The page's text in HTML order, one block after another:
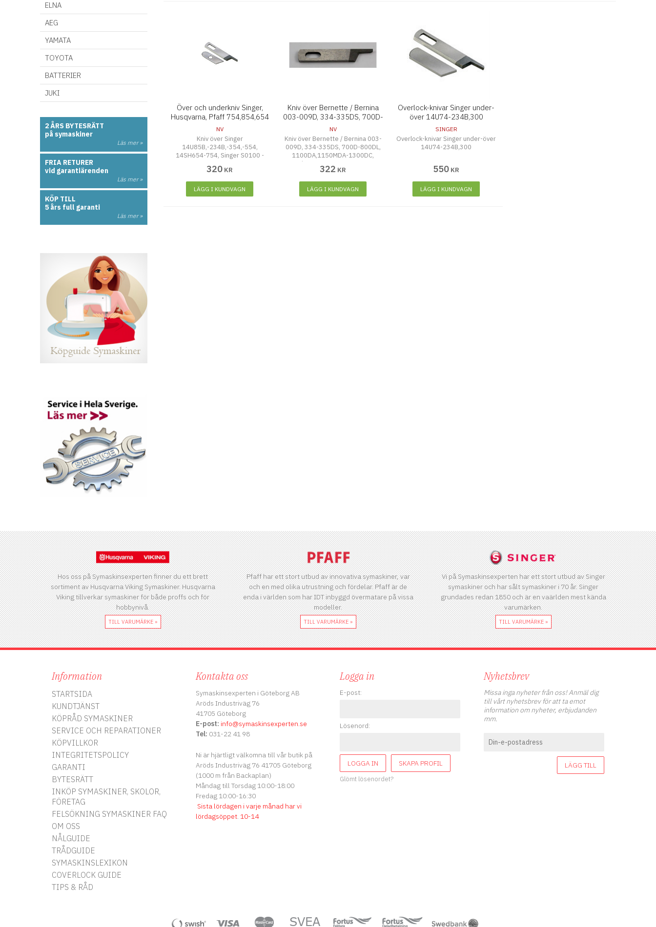
ELNA
AEG
YAMATA
TOYOTA
BATTERIER
JUKI
2 ÅRS BYTESRÄTT
på symaskiner
Läs mer »
FRIA RETURER
vid garantiärenden
Läs mer »
KÖP TILL
5 års full garanti
Läs mer »
Över och underkniv Singer,
Husqvarna, Pfaff 754,854,654
NV
Kniv över Singer
14U85B,-234B,-354,-554,
14SH654-754, Singer S0100 -
320 KR
LÄGG I KUNDVAGN
Kniv över Bernette / Bernina
003-009D, 334-335DS, 700D-
800DL MM
NV
Kniv över Bernette / Bernina 003-
009D, 334-335DS, 700D-800DL,
1100DA,1150MDA-1300DC,
Bernina 2000D-2000DCE, JUKI
MO613-655DE, Huskylock 360D
322 KR
LÄGG I KUNDVAGN
Overlock-knivar Singer under-
över 14U74-234B,300
SINGER
Overlock-knivar Singer under-över
14U74-234B,300
550 KR
LÄGG I KUNDVAGN
Hos oss på Symaskinsexperten finner du ett brett
sortiment av Husqvarna Viking Symaskiner. Husqvarna
Viking tillverkar symaskiner för både proffs och för
hobbynivå.
TILL VARUMÄRKE »
Pfaff har ett stort utbud av innovativa symaskiner, var
och en med olika utrustning och fördelar. Pfaff är de
enda i världen som har IDT inbyggd övermatare på vissa
modeller.
TILL VARUMÄRKE »
Vi på Symaskinsexperten har ett stort utbud av Singer
symaskiner och har sålt symaskiner i 70 år. Singer
grundades redan 1850 och är en vaärlden mest kända
varumärken.
TILL VARUMÄRKE »
Information
STARTSIDA
KUNDTJÄNST
KÖPRÅD SYMASKINER
SERVICE OCH REPARATIONER
KÖPVILLKOR
INTEGRITETSPOLICY
GARANTI
BYTESRÄTT
INKÖP SYMASKINER, SKOLOR,
FÖRETAG
FELSÖKNING SYMASKINER FAQ
OM OSS
NÅLGUIDE
TRÅDGUIDE
SYMASKINSLEXIKON
COVERLOCK GUIDE
TIPS & RÅD
Kontakta oss
Symaskinsexperten i Göteborg AB
Aröds Industriväg 76
41705 Göteborg
E-post: info@symaskinsexperten.se
Tel: 031-22 41 98
Ni är hjärtligt välkomna till vår butik på
Aröds Industriväg 76 41705 Göteborg
(1000 m från Backaplan)
Måndag till Torsdag 10:00-18:00
Fredag 10:00-16:30
Sista lördagen i varje månad har vi
lördagsöppet. 10-14
Logga in
E-post:
Lösenord:
LOGGA IN SKAPA PROFIL
Glömt lösenordet?
Nyhetsbrev
Missa inga nyheter från oss! Anmäl dig
till vårt nyhetsbrev för att ta emot
information om nyheter, erbjudanden
mm.
LÄGG TILL